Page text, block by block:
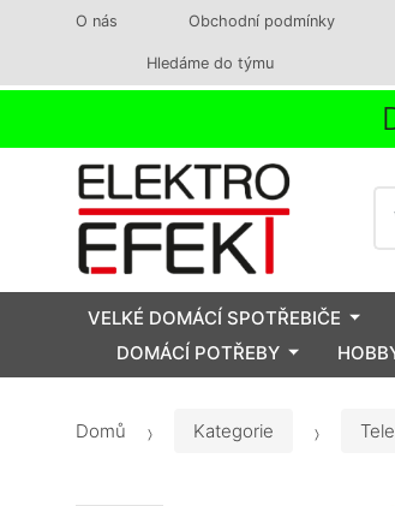
O nás Obchodní podmínky
Hledáme do týmu
VELKÉ DOMÁCÍ SPOTŘEBIČE
DOMÁCÍ POTŘEBY
Domů Kategorie